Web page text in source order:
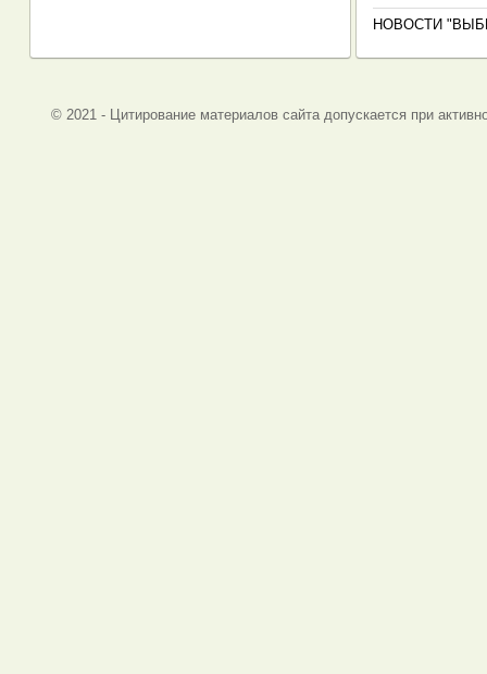
НОВОСТИ
© 2021 - Цитирование материалов сайта допускается при